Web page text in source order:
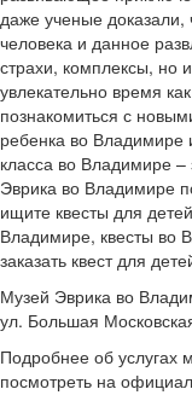
даже ученые доказали,
человека и данное
страхи, комплексы, но
увлекательно время
познакомиться с
ребенка во Владимире
класса во Владимире –
Эврика во Владимире
ищите квесты для
Владимире, квесты во
заказать квест для
Музей Эврика во
ул. Большая
Подробнее об услугах
посмотреть на